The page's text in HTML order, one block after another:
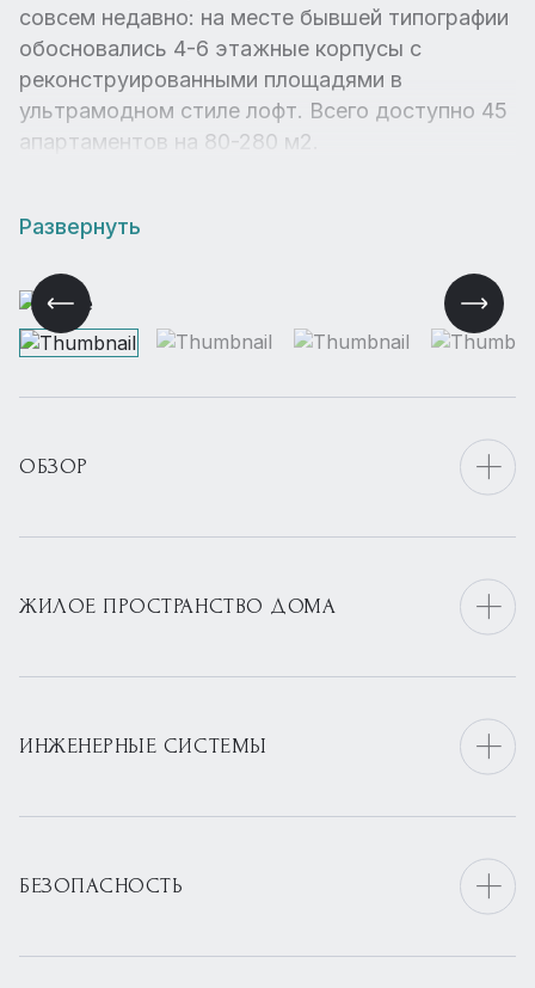
совсем недавно: на месте бывшей типографии
обосновались 4-6 этажные корпусы с
реконструированными площадями в
ультрамодном стиле лофт. Всего доступно 45
апартаментов на 80-280 м2.
Развернуть
ОБЗОР
ЖИЛОЕ ПРОСТРАНСТВО ДОМА
ИНЖЕНЕРНЫЕ СИСТЕМЫ
БЕЗОПАСНОСТЬ